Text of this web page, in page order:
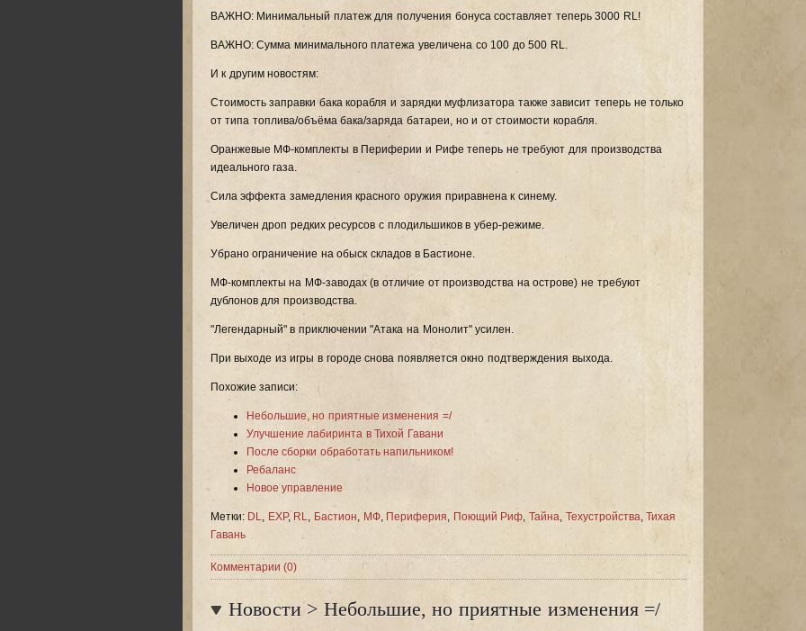
ВАЖНО: Минимальный платеж для получения бонуса составляет теперь 3000 RL!
ВАЖНО: Сумма минимального платежа увеличена со 100 до 500 RL.
И к другим новостям:
Стоимость заправки бака корабля и зарядки муфлизатора также зависит теперь не только
от типа топлива/объёма бака/заряда батареи, но и от стоимости корабля.
Оранжевые МФ-комплекты в Периферии и Рифе теперь не требуют для производства
идеального газа.
Сила эффекта замедления красного оружия приравнена к синему.
Увеличен дроп редких ресурсов с плодильшиков в убер-режиме.
Убрано ограничение на обыск складов в Бастионе.
МФ-комплекты на МФ-заводах (в отличие от производства на острове) не требуют
дублонов для производства.
"Легендарный" в приключении "Атака на Монолит" усилен.
При выходе из игры в городе снова появляется окно подтверждения выхода.
Похожие записи:
Небольшие, но приятные изменения =/
Улучшение лабиринта в Тихой Гавани
После сборки обработать напильником!
Ребаланс
Новое управление
Метки: DL, EXP, RL, Бастион, МФ, Периферия, Поющий Риф, Тайна, Техустройства,Тихая
Гавань
Комментарии (0)
Новости> Небольшие, но приятные изменения =/